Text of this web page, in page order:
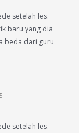
setelah les.
baru yang dia
beda dari guru
setelah les.